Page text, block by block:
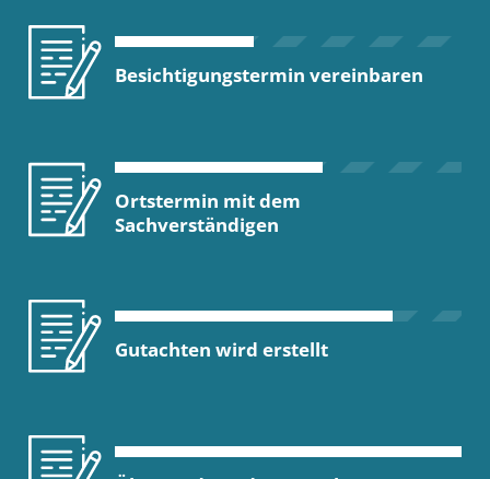
Besichtigungstermin vereinbaren
Ortstermin mit dem
Sachverständigen
Gutachten wird erstellt